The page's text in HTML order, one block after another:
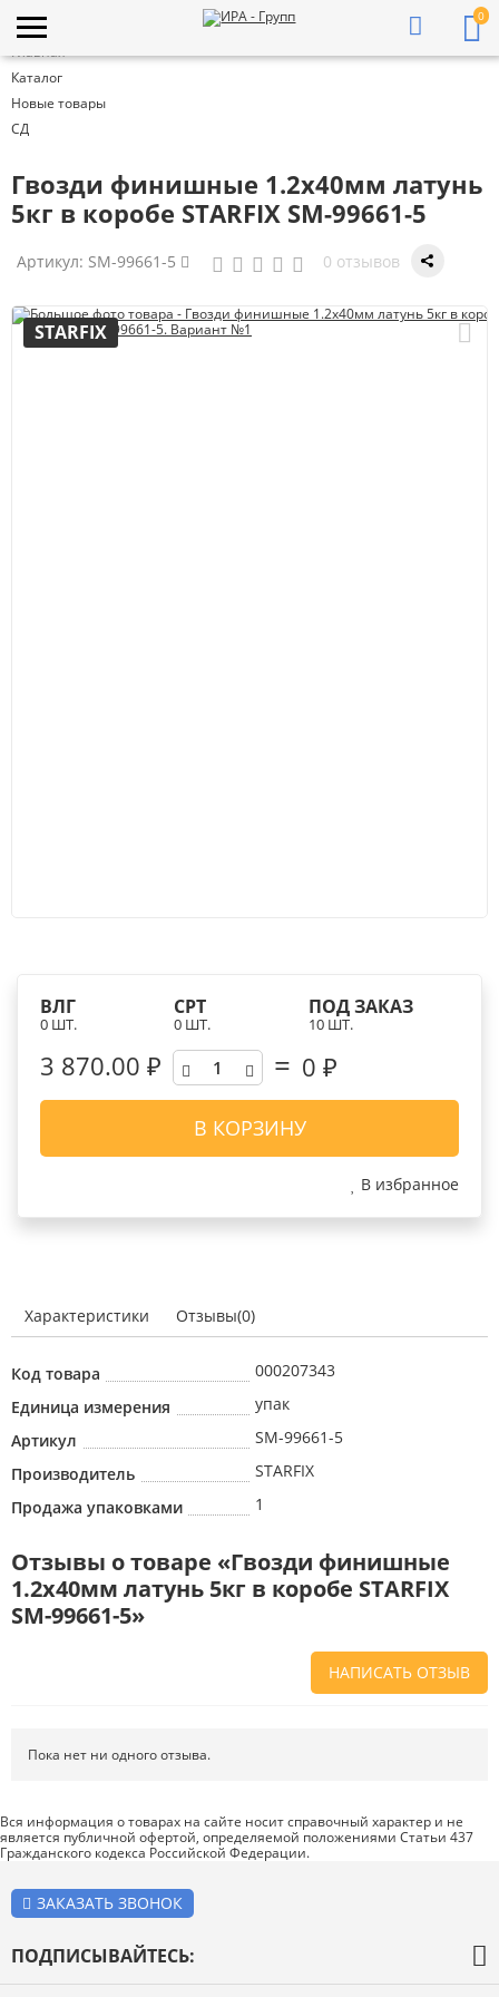
0
Главная
Каталог
Новые товары
СД
Гвозди финишные 1.2х40мм латунь
5кг в коробе STARFIX SM-99661-5
Артикул: SM-99661-5 0 отзывов
STARFIX
ВЛГ
0 ШТ.
СРТ
0 ШТ.
ПОД ЗАКАЗ
10 ШТ.
3 870.00 ₽ 0 ₽
В КОРЗИНУ
В избранное
Характеристики Отзывы(0)
Код товара
000207343
Единица измерения
упак
Артикул
SM-99661-5
Производитель
STARFIX
Продажа упаковками
1
Отзывы о товаре «Гвозди финишные
1.2х40мм латунь 5кг в коробе STARFIX
SM-99661-5»
НАПИСАТЬ ОТЗЫВ
не ошиблись в своем выборе.
Доставка. Как был упакован товар? Доставили ли его вам в
оговоренный срок?
Товар . Качественный? Какие его плюсы и минусы?
Пока нет ни одного отзыва.
Вся информация о товарах на сайте носит справочный характер и не
является публичной офертой, определяемой положениями Статьи 437
Гражданского кодекса Российской Федерации.
ЗАКАЗАТЬ ЗВОНОК
ПОДПИСЫВАЙТЕСЬ: